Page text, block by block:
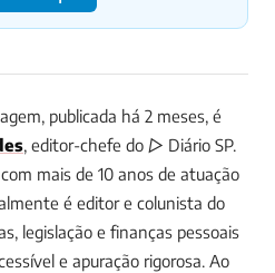
publicada há 2 meses, é
, editor-chefe do ▷ Diário SP.
mais de 10 anos de atuação
é editor e colunista do
legislação e finanças pessoais
e apuração rigorosa. Ao